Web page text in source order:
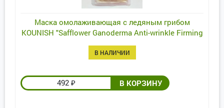
Маска омолаживающая с ледяным грибом
KOUNISH "Safflower Ganoderma Anti-wrinkle Firming
Fermentation Mask"
В НАЛИЧИИ
492 ₽